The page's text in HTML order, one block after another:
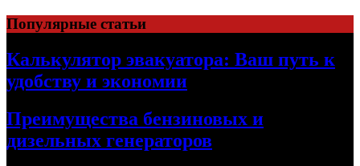
Skip
to
content
Популярные статьи
Калькулятор эвакуатора: Ваш путь к
удобству и экономии
Преимущества бензиновых и
дизельных генераторов